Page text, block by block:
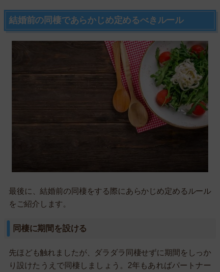
結婚前の同棲であらかじめ定めるべきルール
最後に、結婚前の同棲をする際にあらかじめ定めるルール
をご紹介します。
同棲に期間を設ける
先ほども触れましたが、ダラダラ同棲せずに期間をしっか
り設けたうえで同棲しましょう。2年もあればパートナー